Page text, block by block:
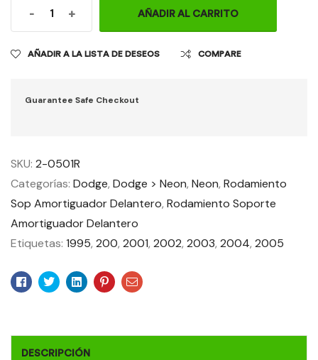
- + AÑADIR AL CARRITO
AÑADIR A LA LISTA DE DESEOS COMPARE
Guarantee Safe Checkout
SKU: 2-0501R
Categorías: Dodge, Dodge > Neon, Neon, Rodamiento
Sop Amortiguador Delantero, Rodamiento Soporte
Amortiguador Delantero
Etiquetas: 1995, 200, 2001, 2002, 2003, 2004, 2005
Facebook
TwitterLinkedinPinterest
Email
DESCRIPCIÓN